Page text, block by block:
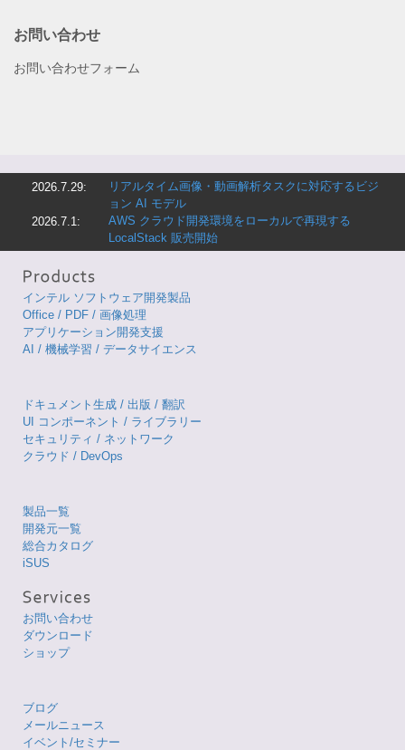
お問い合わせ
お問い合わせフォーム
2026.7.29:
リアルタイム画像・動画解析タスクに対応するビジ
ョン AI モデル
2026.7.1:
AWS クラウド開発環境をローカルで再現する
LocalStack 販売開始
インテル ソフトウェア開発製品
Office / PDF / 画像処理
アプリケーション開発支援
AI / 機械学習 / データサイエンス
ドキュメント生成 / 出版 / 翻訳
UI コンポーネント / ライブラリー
セキュリティ / ネットワーク
クラウド / DevOps
製品一覧
開発元一覧
総合カタログ
iSUS
お問い合わせ
ダウンロード
ショップ
ブログ
メールニュース
イベント/セミナー